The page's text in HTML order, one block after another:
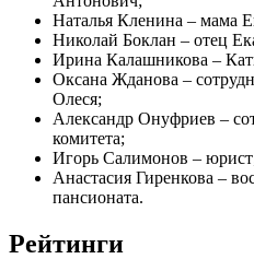
Наталья Кленина – мама
Николай Боклан – отец
Ирина Калашникова –
Оксана Жданова –
Олеся;
Александр Онуфриев –
комитета;
Игорь Салимонов –
Анастасия Гиренкова –
пансионата.
Рейтинги